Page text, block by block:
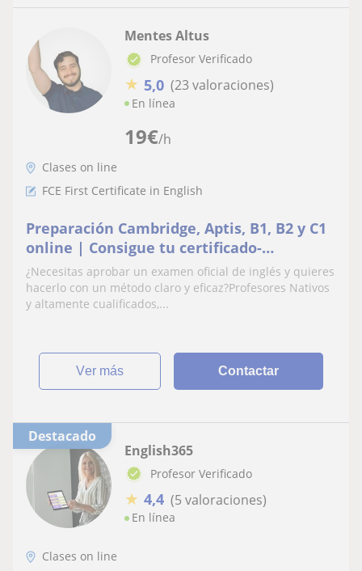
19€/h
Mentes Altus
Profesor Verificado
★ 5,0 (23 valoraciones)
En línea
Clases on line
FCE First Certificate in English
Preparación Cambridge, Aptis, B1, B2 y C1
online | Consigue tu certificado-
Intenisivos de verano
¿Necesitas aprobar un examen oficial de inglés y quieres
hacerlo con un método claro y eficaz?Profesores Nativos
y altamente cualificados,...
ver más Contactar
Destacado
English365
Profesor Verificado
★ 4,4 (5 valoraciones)
En línea
Clases on line